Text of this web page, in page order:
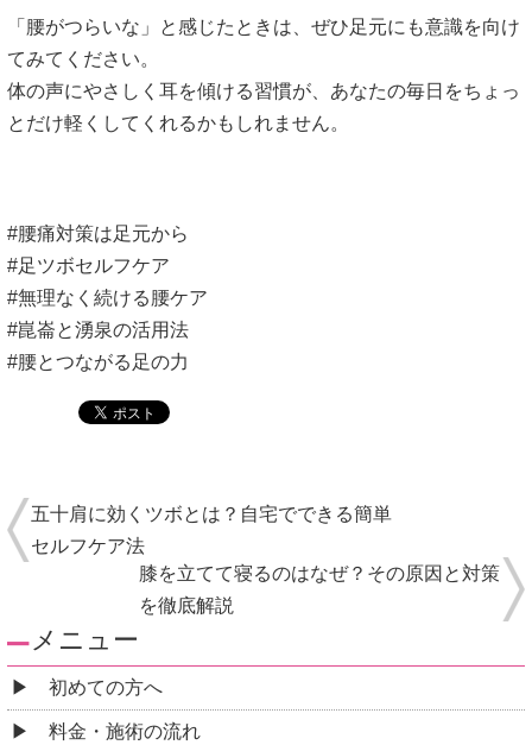
「腰がつらいな」と感じたときは、ぜひ足元にも意識を向け
てみてください。
体の声にやさしく耳を傾ける習慣が、あなたの毎日をちょっ
とだけ軽くしてくれるかもしれません。
#腰痛対策は足元から
#足ツボセルフケア
#無理なく続ける腰ケア
#崑崙と湧泉の活用法
#腰とつながる足の力
五十肩に効くツボとは？自宅でできる簡単
セルフケア法
膝を立てて寝るのはなぜ？その原因と対策
を徹底解説
メニュー
初めての方へ
料金・施術の流れ